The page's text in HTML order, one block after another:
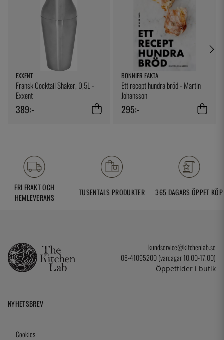
EXXENT
Fransk Cocktail Shaker, 0,5L -
Exxent
389:-
BONNIER FAKTA
Ett recept hundra bröd - Martin
Johansson
295:-
FRI FRAKT OCH
HEMLEVERANS
TUSENTALS PRODUKTER 365 DAGARS ÖPPET KÖP
kundservice@kitchenlab.se
08-41095200 (vardagar 10.00-17.00)
Öppettider i butik
NYHETSBREV
Cookies